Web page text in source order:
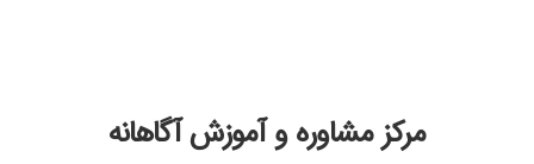
مرکز مشاوره و آموزش آگاهانه